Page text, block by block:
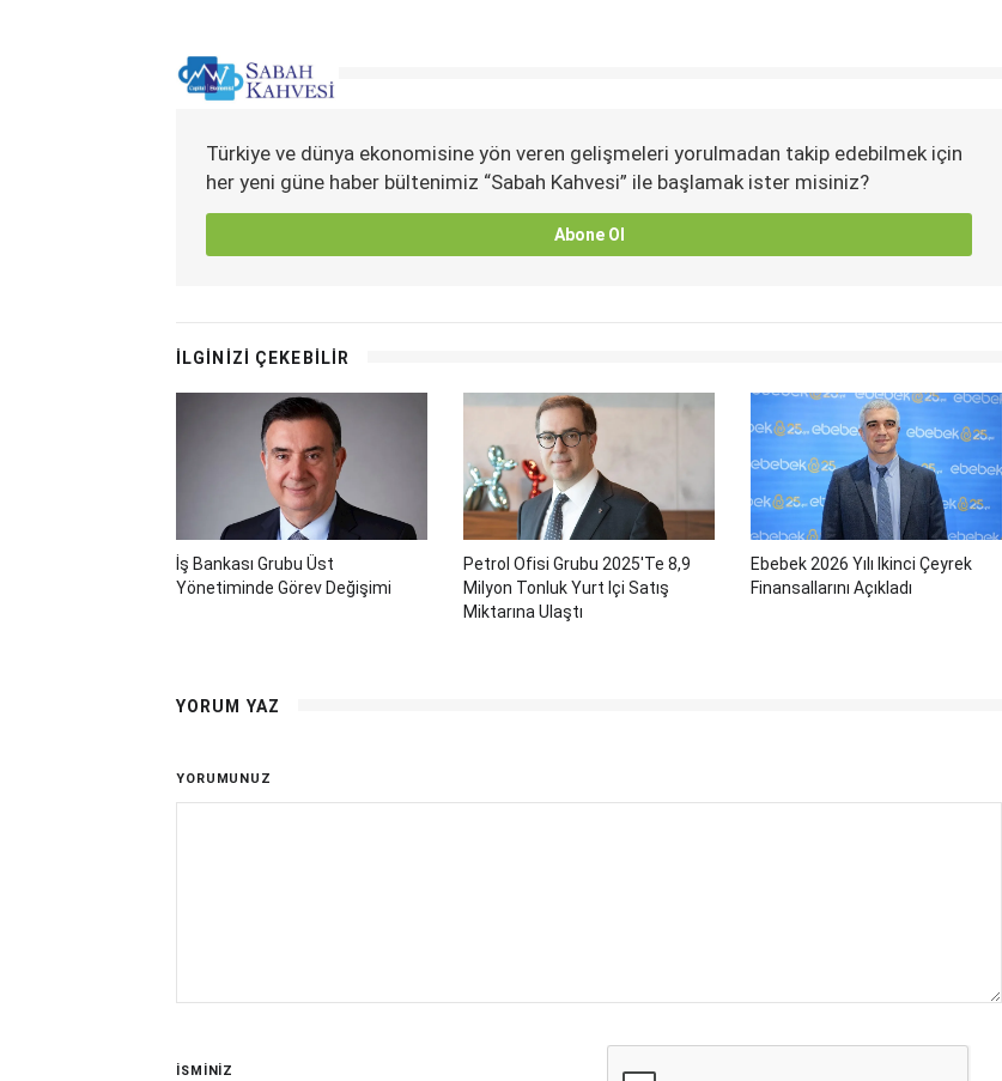
Türkiye ve dünya ekonomisine yön veren gelişmeleri yorulmadan takip edebilmek için
her yeni güne haber bültenimiz “Sabah Kahvesi” ile başlamak ister misiniz?
Abone Ol
İLGİNİZİ ÇEKEBİLİR
İş Bankası Grubu Üst
Yönetiminde Görev Değişimi
Petrol Ofisi Grubu 2025'te 8,9
Milyon Tonluk Yurt Içi Satış
Miktarına Ulaştı
Ebebek 2026 Yılı Ikinci Çeyrek
Finansallarını Açıkladı
YORUM YAZ
YORUMUNUZ
İSMİNİZ